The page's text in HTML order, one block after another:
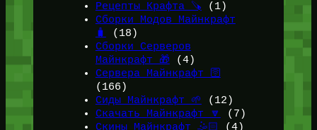
Рецепты Крафта 🪚 (1)
Сборки Модов Майнкрафт
🧳
(18)
Сборки Серверов
Майнкрафт 🎁 (4)
Сервера Майнкрафт 🛜
(166)
Сиды Майнкрафт 🌱
(12)
Скачать Майнкрафт 🔽
(7)
Скины Майнкрафт 🤹🏻
(4)